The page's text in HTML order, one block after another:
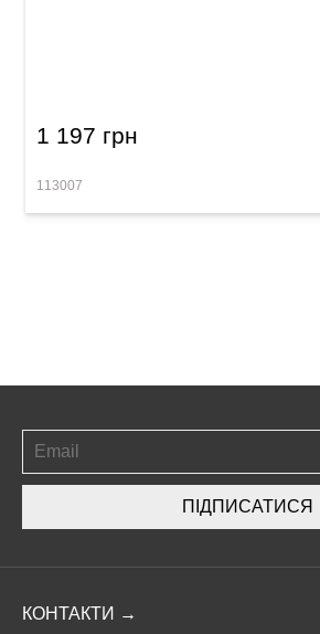
1 197 грн
113007
ПІДПИСАТИСЯ
КОНТАКТИ →